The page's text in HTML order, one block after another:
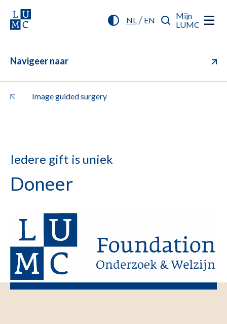
NL/ EN
Mijn
LUMC
Navigeer naar
Image guided surgery
Iedere gift is uniek
Doneer